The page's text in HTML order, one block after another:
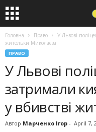
Головна Право
У Львові
жительки Миколаєва
ПРАВО
У Львові
затримали
у вбивстві
Автор Марченко Ігор - April 7,